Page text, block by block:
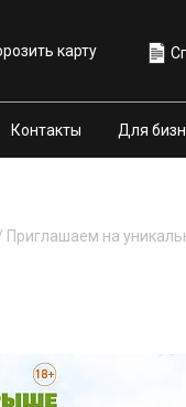
карту
Контакты Для
Приглашаем на